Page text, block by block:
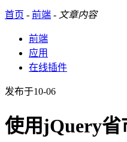
首页 - 前端 - 文章内容
前端
应用
在线插件
发布于10-06
使用jQuery省